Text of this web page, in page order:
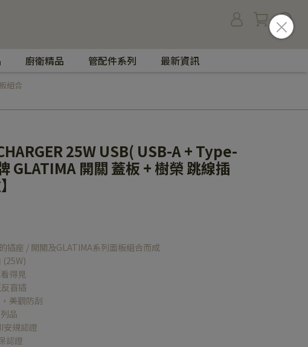
廚衛精品 管配件系列 最新資訊
組合
25W USB( USB-A + Type-
GLATIMA 開關 蓋板 + 樹榮 跳線插
插座 / 開關及GLATIMA系列面板組合而成
(25W)
得見
盲插
美觀防刮
品
安規認證
認證